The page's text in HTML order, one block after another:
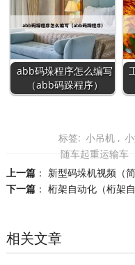
abb码垛程序怎么编写
（abb码跺程序）
标签: 小吊机 ,
随车起重运输车
上一篇： 新型码垛机视频（
下一篇： 桁架自动化（桁架
相关文章